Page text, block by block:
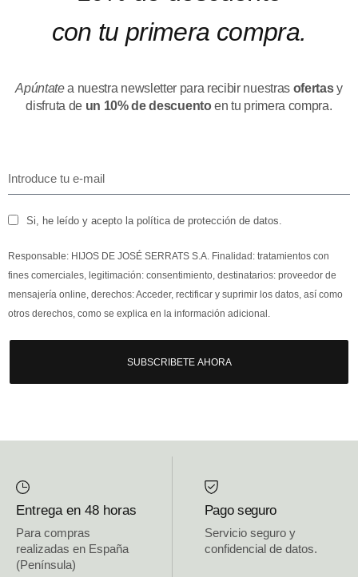
con tu primera compra.
Apúntatea nuestra newsletter para recibir nuestras ofertasy
disfruta de un 10% de descuentoen tu primera compra.
Si, he leído y acepto la política de protección de datos.
Responsable: HIJOS DE JOSÉ SERRATS S.A. Finalidad: tratamientos con
fines comerciales, legitimación: consentimiento, destinatarios: proveedor de
mensajería online, derechos: Acceder, rectificar y suprimir los datos, así como
otros derechos, como se explica en la información adicional.
SUBSCRIBETE AHORA
Entrega en 48 horas
Para compras
realizadas en España
(Península)
Pago seguro
Servicio seguro y
confidencial de datos.